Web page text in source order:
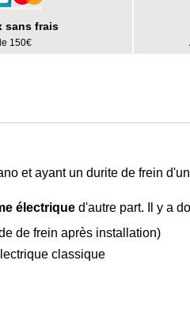
sans frais
150€
et ayant un durite de frein
électrique d'autre part. Il y a
de frein après installation)
classique